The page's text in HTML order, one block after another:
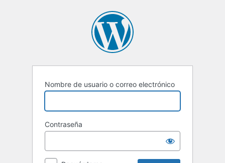
Nombre de usuario o correo electrónico
Contraseña